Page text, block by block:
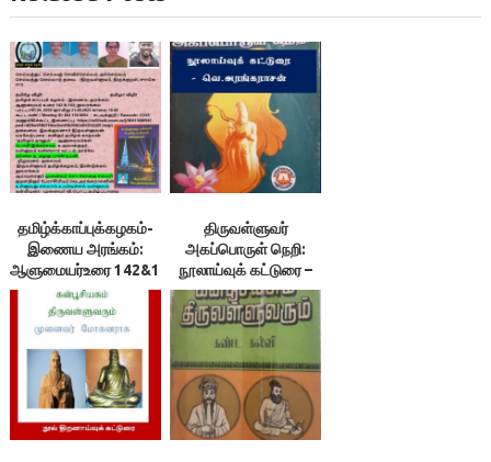
தமிழ்க்காப்புக்கழகம்-
இணைய அரங்கம்:
ஆளுமையர்உரை 142&143
: 21.09.2025
திருவள்ளுவர்
அகப்பொருள் நெறி:
நூலாய்வுக் கட்டுரை –
1/4 – வெ.அரங்கராசன்